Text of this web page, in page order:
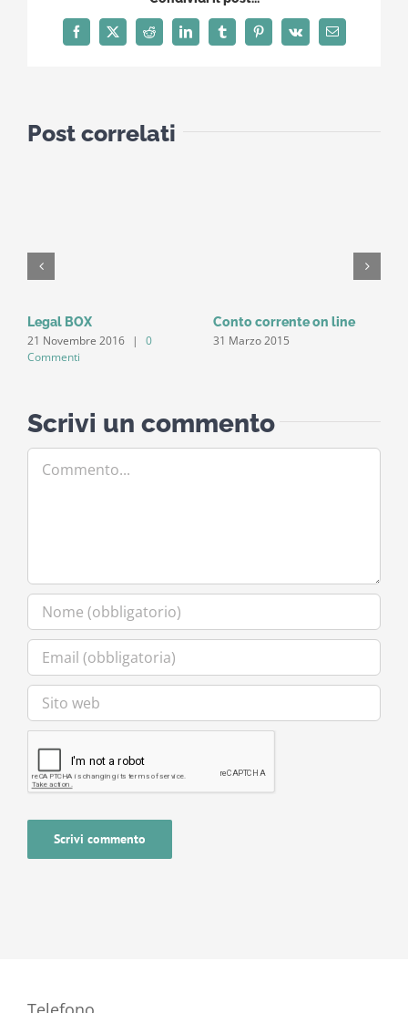
Facebook
X Reddit LinkedInTumblrPinterest
Vk Email
Post correlati
Legal BOX
21 Novembre 2016 |
0
Commenti
Conto corrente on line
31 Marzo 2015
Scrivi un commento